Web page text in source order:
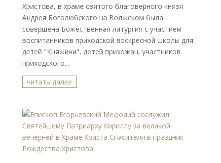
Христова, в храме святого благоверного князя
Андрея Боголюбского на Волжском была
совершена Божественная литургия с участием
воспитанников приходской воскресной школы для
детей "Княжичи", детей прихожан, участников
приходского...
читать далее